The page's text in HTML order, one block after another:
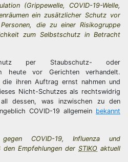
(Grippewelle, COVID-19-Welle,
ein zusätzlicher Schutz vor
die zu einer Risikogruppe
zum Selbstschutz in Betracht
per Staubschutz- oder
heute vor Gerichten verhandelt.
die ihren Auftrag ernst nahmen und
Nicht-Schutzes als rechtswidrig
dessen, was inzwischen zu den
COVID-19 allgemein bekannt
COVID-19, Influenza und
den Empfehlungen der STIKO aktuell